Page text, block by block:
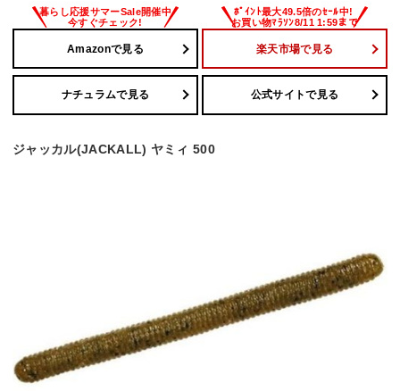
Amazonで見る 楽天市場で見る
ナチュラムで見る 公式サイトで見る
ジャッカル(JACKALL) ヤミィ 500